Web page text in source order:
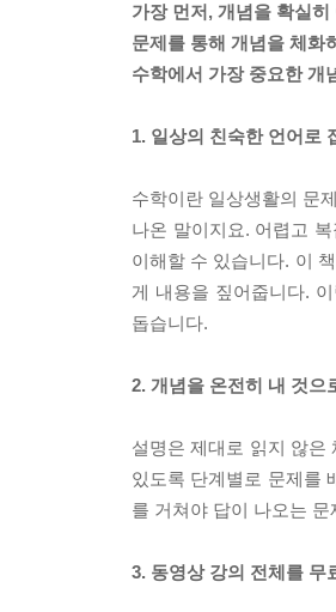
가장 먼저, 개념을 확실히
문제를 통해 개념을 체화
수학에서 가장 중요한 개
1. 일상의 친숙한 언어로
수학이란 일상생활의 문
나온 말이지요. 어렵고
이해할 수 있습니다. 이
게 내용을 짚어줍니다.
돕습니다.
2. 개념을 온전히 내 것으
설명은 제대로 읽지 않은
있도록 단계별로 문제를
를 거쳐야 답이 나오는
3. 동영상 강의 전체를 무